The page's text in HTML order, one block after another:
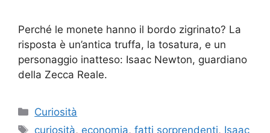
Perché le monete hanno il bordo zigrinato? La
risposta è un’antica truffa, la tosatura, e un
personaggio inatteso: Isaac Newton, guardiano
della Zecca Reale.
Categorie
Curiosità
Tag
curiosità, economia,fatti sorprendenti, Isaac